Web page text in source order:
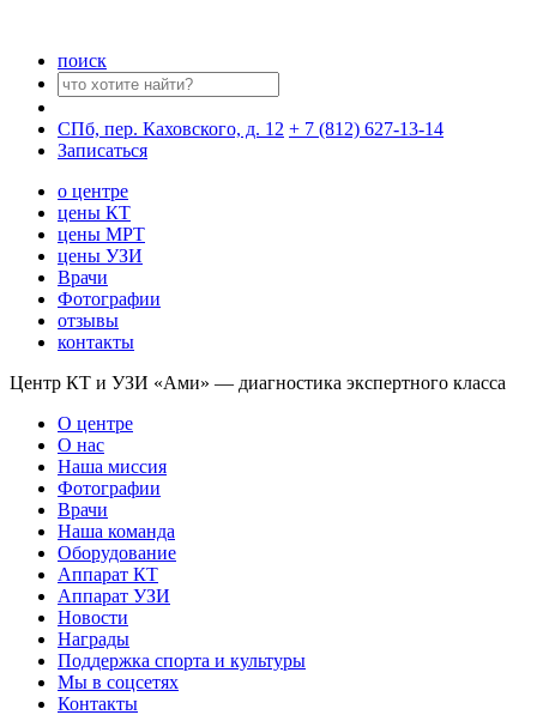
поиск
СПб, пер. Каховского, д. 12 + 7 (812) 627-13-14
Записаться
о центре
цены КТ
цены МРТ
цены УЗИ
Врачи
Фотографии
отзывы
контакты
Центр КТ и УЗИ «Ами» — диагностика экспертного класса
О центре
О нас
Наша миссия
Фотографии
Врачи
Наша команда
Оборудование
Аппарат КТ
Аппарат УЗИ
Новости
Награды
Поддержка спорта и культуры
Мы в соцсетях
Контакты